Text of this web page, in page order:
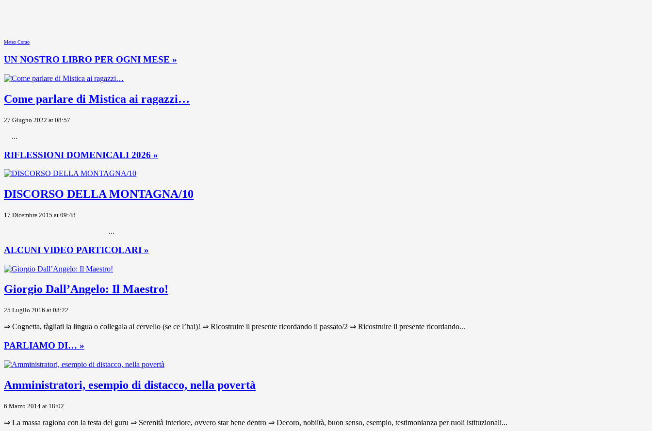
Meteo Como
UN NOSTRO LIBRO PER OGNI MESE »
Come parlare di Mistica ai ragazzi…
27 Giugno 2022 at 08:57
...
RIFLESSIONI DOMENICALI 2026 »
DISCORSO DELLA MONTAGNA/10
17 Dicembre 2015 at 09:48
...
ALCUNI VIDEO PARTICOLARI »
Giorgio Dall’Angelo: Il Maestro!
25 Luglio 2016 at 08:22
⇒ Cognetta, tàgliati la lingua o collegala al cervello (se ce l’hai)! ⇒ Ricostruire il presente ricordando il passato/2 ⇒ Ricostruire il presente ricordando...
PARLIAMO DI… »
Amministratori, esempio di distacco, nella povertà
6 Marzo 2014 at 18:02
⇒ La massa ragiona con la testa del guru ⇒ Serenità interiore, ovvero star bene dentro ⇒ Decoro, nobiltà, buon senso, esempio, testimonianza per ruoli istituzionali...